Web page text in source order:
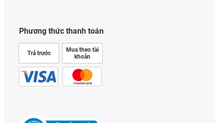
Phương thức thanh toán
Trả trước
Mua theo tài
khoản